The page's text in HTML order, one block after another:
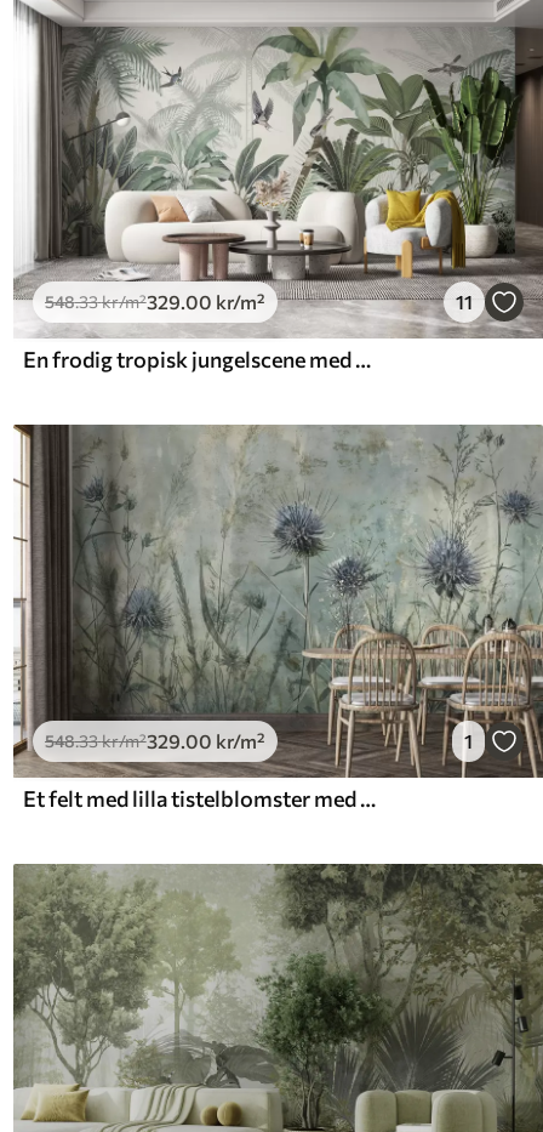
548.33kr/m²329 .00 kr/m² 11
En frodig tropisk jungelscene med forskjellige palmetrær, store blader og fargerike blomster i forgrunnen
548.33kr/m²329.00 kr/m² 1
Et felt med lilla tistelblomster med uskarpe blomster og løvverk i en vintage-teksturert bakgrunn